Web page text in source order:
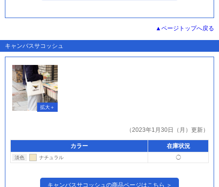
ページトップへ戻る
キャンバスサコッシュ
（2023年1月30日（月）更新）
カラー 在庫状況
淡色 ナチュラル ◯
キャンバスサコッシュの商品ページはこちら ＞